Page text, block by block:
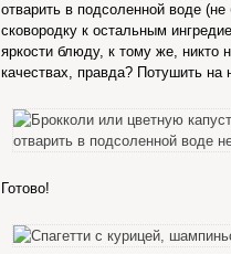
отварить в подсоленной воде
сковородку к остальным
яркости блюду, к тому же, никто
качествах, правда? Потушить на
Готово!